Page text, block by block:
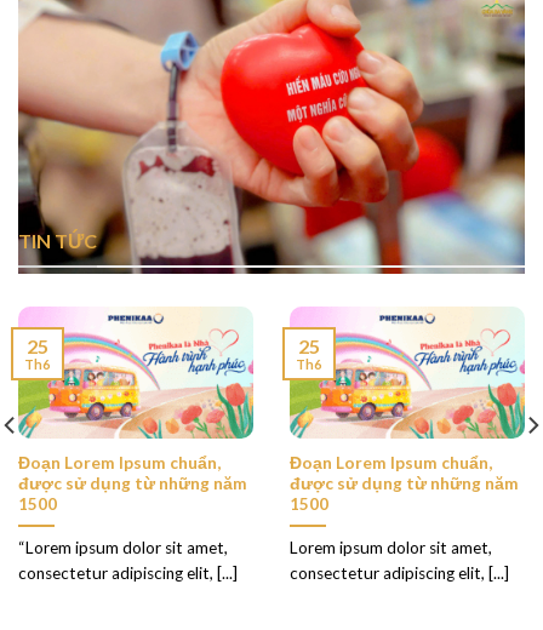
TIN TỨC
Đoạn Lorem Ipsum chuẩn,
được sử dụng từ những năm
1500
“Lorem ipsum dolor sit amet,
consectetur adipiscing elit, [...]
25
Th6
Đoạn Lorem Ipsum chuẩn,
được sử dụng từ những năm
1500
Lorem ipsum dolor sit amet,
consectetur adipiscing elit, [...]
25
Th6